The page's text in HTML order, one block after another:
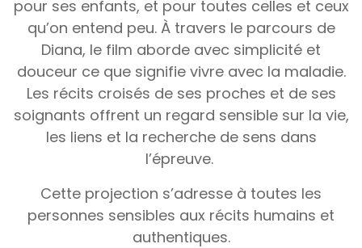
pour ses enfants, et pour toutes celles et ceux
qu’on entend peu. À travers le parcours de
Diana, le film aborde avec simplicité et
douceur ce que signifie vivre avec la maladie.
Les récits croisés de ses proches et de ses
soignants offrent un regard sensible sur la vie,
les liens et la recherche de sens dans
l’épreuve.
Cette projection s’adresse à toutes les
personnes sensibles aux récits humains et
authentiques.